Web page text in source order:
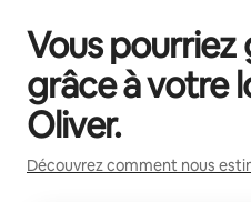
Vous
grâce à votre
Oliver.
Découvrez comment nous